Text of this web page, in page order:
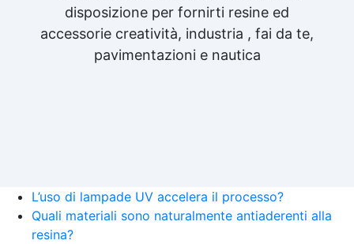
disposizione per fornirti resine ed
accessorie creatività, industria , fai da te,
pavimentazioni e nautica
L’uso di lampade UV accelera il processo?
Quali materiali sono naturalmente antiaderenti alla
resina?